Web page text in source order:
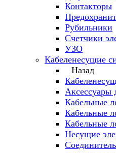
Контакторы
Рубильники
Счетчики
УЗО
Кабеленесущие
Назад
Аксессуары
Кабельные
Кабельные
Кабельные
Несущие